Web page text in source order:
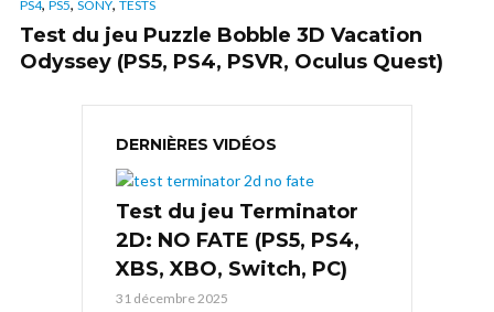
PS4, PS5, SONY, TESTS
Test du jeu Puzzle Bobble 3D Vacation
Odyssey (PS5, PS4, PSVR, Oculus Quest)
DERNIÈRES VIDÉOS
Test du jeu Terminator
2D: NO FATE (PS5, PS4,
XBS, XBO, Switch, PC)
31 décembre 2025